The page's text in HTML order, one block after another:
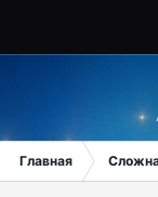
Главная